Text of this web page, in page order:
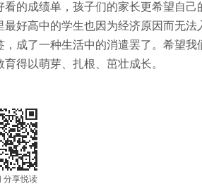
的成绩单，孩子们的家长更希望自己
好高中的学生也因为经济原因而无法
成了一种生活中的消遣罢了。希望我
得以萌芽、扎根、茁壮成长。
分享悦读